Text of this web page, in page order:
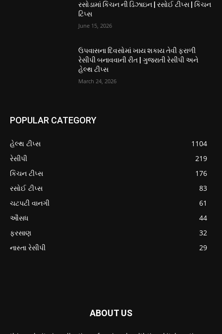
રસોડામાં કિચન ની ડિઝાઇન | રસોઈ ટીપ્સ | કિચન
ટિપ્સ
June 15, 2026
ઉપવાસના દિવસોમાં ખાય શકાય તેવી ફરાળી
રેસીપી બનાવવાની રીત | ગુજરાતી રેસીપી અને
હેલ્થ ટીપ્સ
March 24, 2026
POPULAR CATEGORY
હેલ્થ ટીપ્સ
1104
રેસીપી
219
કિચન ટીપ્સ
176
રસોઈ ટીપ્સ
83
ચટપટી વાનગી
61
ઔસધ
44
ફરસાણ
32
નાસ્તા રેસીપી
29
ABOUT US